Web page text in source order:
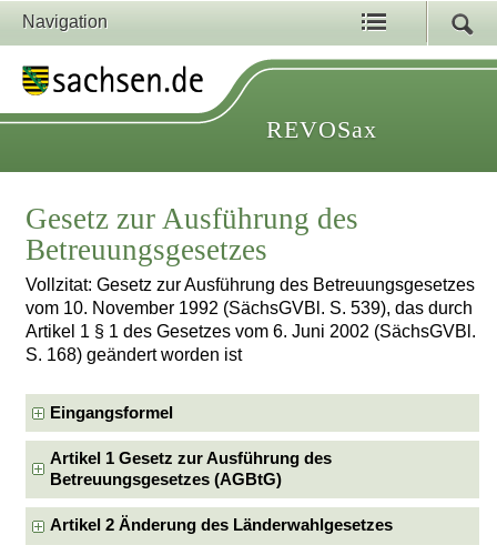
Navigation
REVOSax
Gesetz zur Ausführung des
Betreuungsgesetzes
Vollzitat: Gesetz zur Ausführung des Betreuungsgesetzes
vom 10. November 1992 (SächsGVBl. S. 539), das durch
Artikel 1 § 1 des Gesetzes vom 6. Juni 2002 (SächsGVBl.
S. 168) geändert worden ist
Eingangsformel
Artikel 1 Gesetz zur Ausführung des
Betreuungsgesetzes (AGBtG)
Artikel 2 Änderung des Länderwahlgesetzes